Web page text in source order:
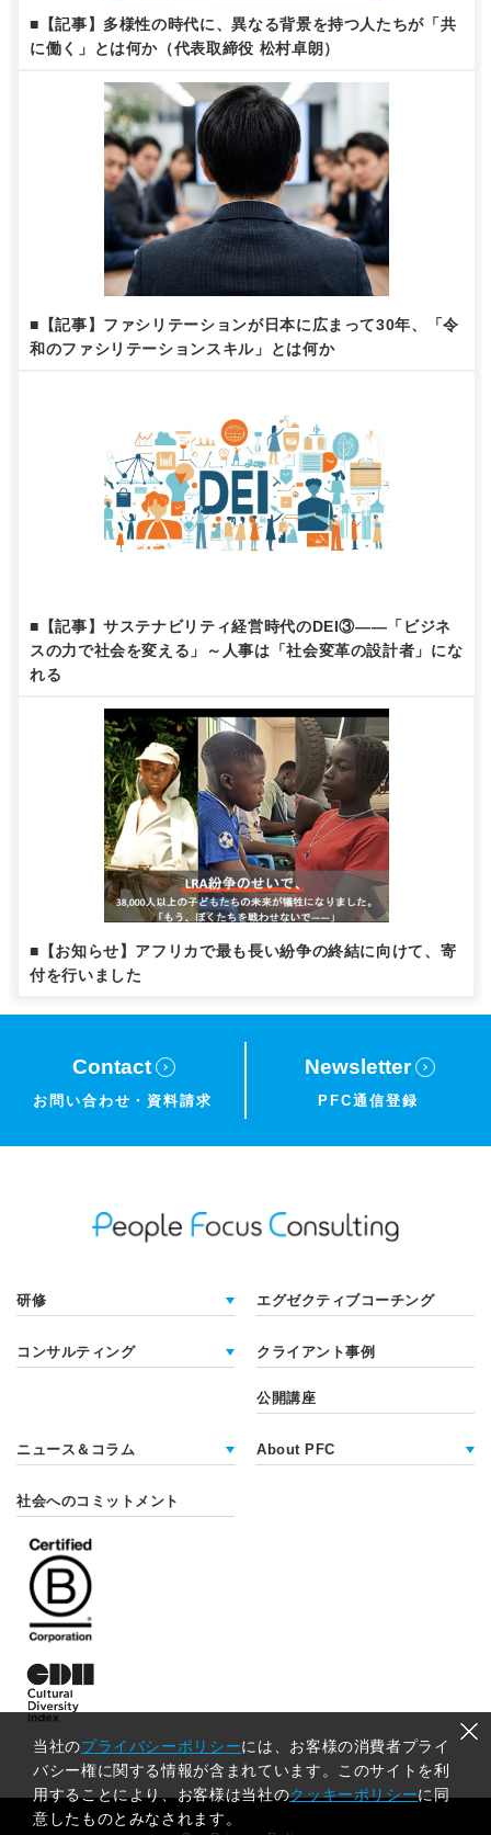
■【記事】多様性の時代に、異なる背景を持つ人たちが「共
に働く」とは何か（代表取締役 松村卓朗）
■【記事】ファシリテーションが日本に広まって30年、「令
和のファシリテーションスキル」とは何か
■【記事】サステナビリティ経営時代のDEI③——「ビジネ
スの力で社会を変える」～人事は「社会変革の設計者」にな
れる
■【お知らせ】アフリカで最も長い紛争の終結に向けて、寄
付を行いました
Contact
お問い合わせ・ 資料請求
Newsletter
PFC通信登録
研修 エグゼクティブコーチング
コンサルティング クライアント事例
公開講座
ニュース＆コラム About PFC
社会へのコミットメント
当社のプライバシーポリシーには、お客様の消費者プライ
バシー権に関する情報が含まれています。このサイトを利
用することにより、お客様は当社のクッキーポリシーに同
意したものとみなされます。